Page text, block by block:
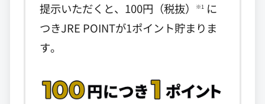
提示いただくと、100円（税抜）
※1 に
つきJRE POINTが1ポイント貯まりま
す。